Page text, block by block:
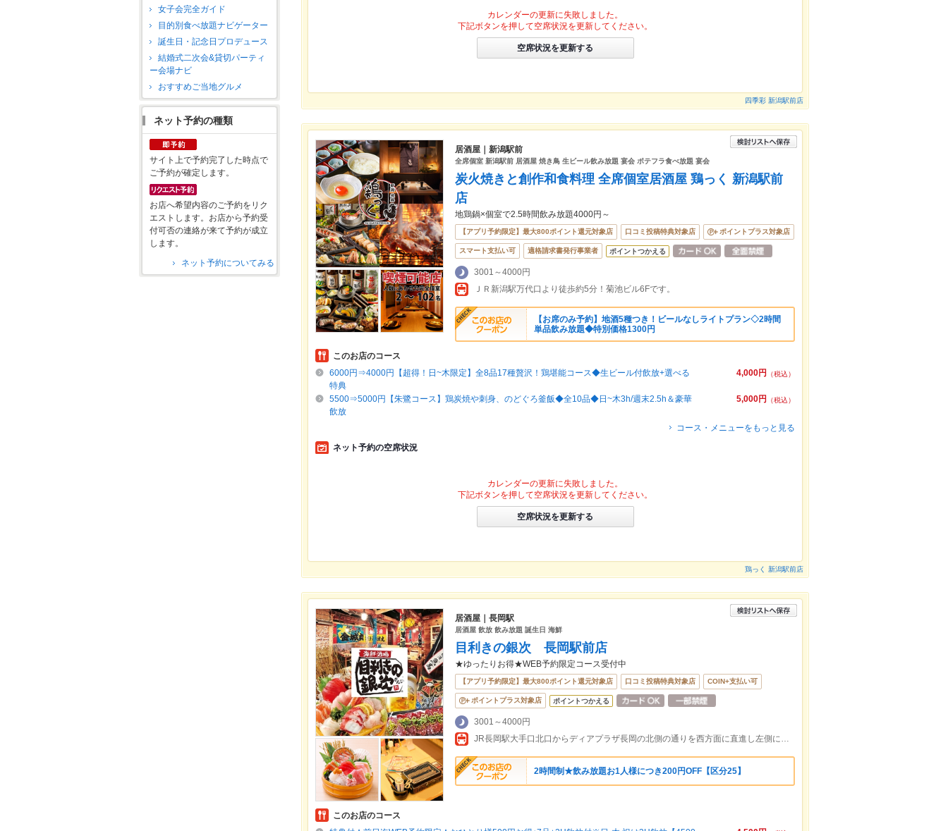
女子会完全ガイド
目的別食べ放題ナビゲーター
誕生日・記念日プロデュース
結婚式二次会&貸切パーティ
ー会場ナビ
おすすめご当地グルメ
ネット予約の種類
サイト上で予約完了した時点で
ご予約が確定します。
お店へ希望内容のご予約をリク
エストします。お店から予約受
付可否の連絡が来て予約が成立
します。
ネット予約についてみる
カレンダーの更新に失敗しました。
下記ボタンを押して空席状況を更新してください。
空席状況を更新する
四季彩 新潟駅前店
居酒屋｜新潟駅前
全席個室 新潟駅前 居酒屋 焼き鳥 生ビール飲み放題 宴会 ポテフラ食べ放題 宴会
炭火焼きと創作和食料理 全席個室居酒屋 鶏っく 新潟駅前
店
地鶏鍋×個室で2.5時間飲み放題4000円～
【アプリ予約限定】最大800ポイント還元対象店 口コミ投稿特典対象店 ポイントプラス対象店
スマート支払い可 適格請求書発行事業者 ポイントつかえる
3001～4000円
ＪＲ新潟駅万代口より徒歩約5分！菊池ビル6Fです。
【お席のみ予約】地酒5種つき！ビールなしライトプラン◇2時間
単品飲み放題◆特別価格1300円
このお店のコース
4,000円
（税込）
6000円⇒4000円【超得！日~木限定】全8品17種贅沢！鶏堪能コース◆生ビール付飲放+選べる
特典
5,000円
（税込）
5500⇒5000円【朱鷺コース】鶏炭焼や刺身、のどぐろ釜飯◆全10品◆日~木3h/週末2.5h＆豪華
飲放
コース・メニューをもっと見る
ネット予約の空席状況
カレンダーの更新に失敗しました。
下記ボタンを押して空席状況を更新してください。
空席状況を更新する
鶏っく 新潟駅前店
居酒屋｜長岡駅
居酒屋 飲放 飲み放題 誕生日 海鮮
目利きの銀次 長岡駅前店
★ゆったりお得★WEB予約限定コース受付中
【アプリ予約限定】最大800ポイント還元対象店 口コミ投稿特典対象店 COIN+支払い可
ポイントプラス対象店 ポイントつかえる
3001～4000円
JR長岡駅大手口北口からディアプラザ長岡の北側の通りを西方面に直進し左側にございます※駅から徒歩2分ほどです。
2時間制★飲み放題お1人様につき200円OFF【区分25】
このお店のコース